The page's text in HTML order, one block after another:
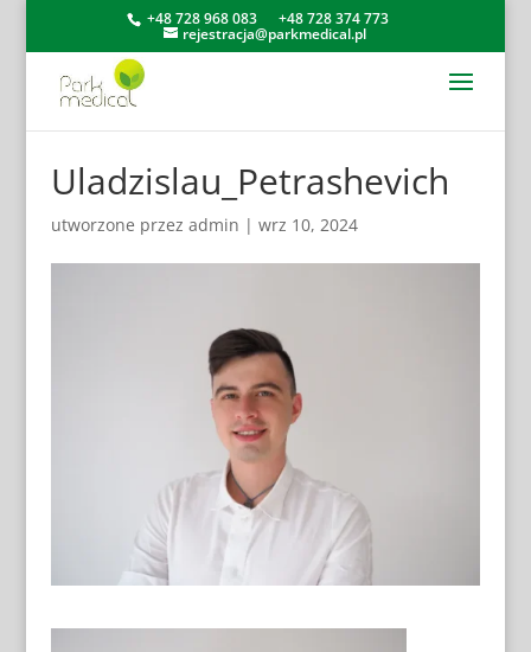
+48 728 968 083 +48 728 374 773
rejestracja@parkmedical.pl
Uladzislau_Petrashevich
utworzone przez admin | wrz 10, 2024